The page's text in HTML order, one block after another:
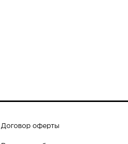
Договор оферты